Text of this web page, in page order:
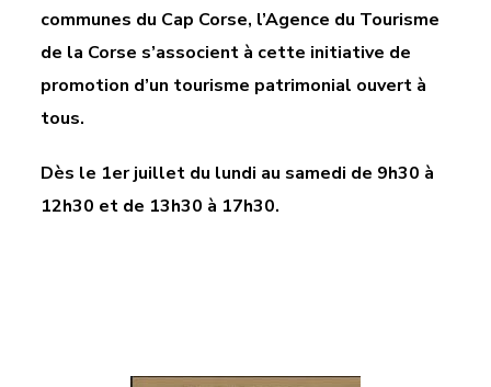
communes du Cap Corse, l’Agence du Tourisme
de la Corse s’associent à cette initiative de
promotion d’un tourisme patrimonial ouvert à
tous.
Dès le 1er juillet du lundi au samedi de 9h30 à
12h30 et de 13h30 à 17h30.